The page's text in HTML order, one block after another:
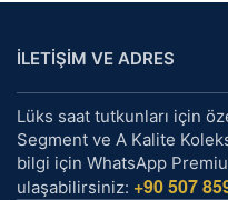
İLETİŞİM VE ADRES
Lüks saat tutkunları için
Segment ve A Kalite
bilgi için WhatsApp
ulaşabilirsiniz: +90 507